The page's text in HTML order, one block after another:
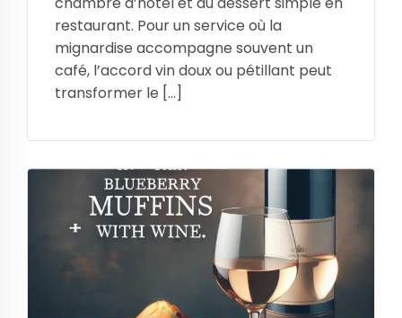
restaurant. Pour un service où la
mignardise accompagne souvent un
café, l’accord vin doux ou pétillant peut
transformer le […]